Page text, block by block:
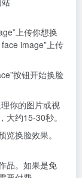
上传你想换
image”上传
按钮开始换脸
你的图片或视
约15-30秒。
换脸效果。
品。如果是免